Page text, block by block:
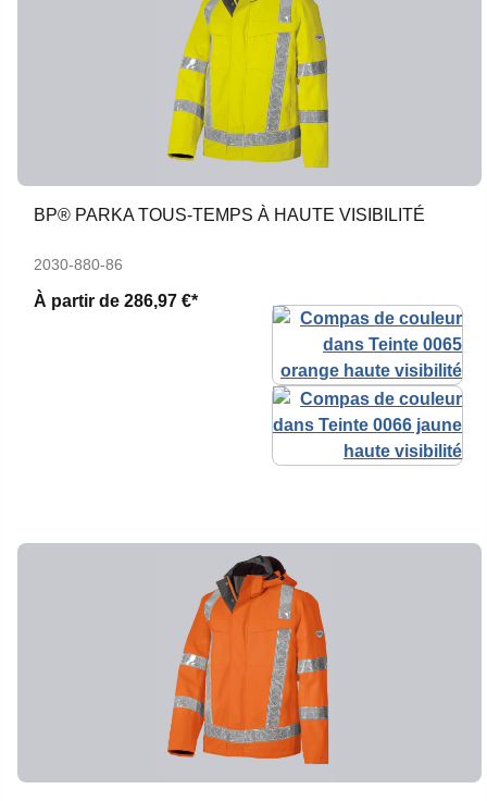
BP® PARKA TOUS-TEMPS À HAUTE VISIBILITÉ
2030-880-86
À partir de 286,97 €*